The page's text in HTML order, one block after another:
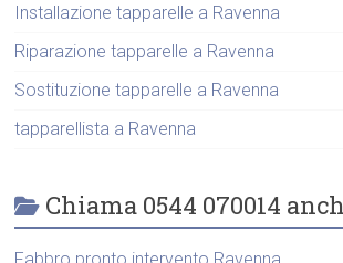
Installazione tapparelle a Ravenna
Riparazione tapparelle a Ravenna
Sostituzione tapparelle a Ravenna
tapparellista a Ravenna
Chiama 0544 070014
Fabbro pronto intervento Ravenna